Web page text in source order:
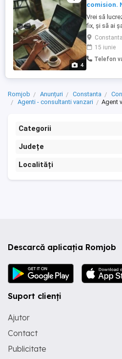
4
comision.
Vrei să
fix, și să ai
carieră în
nu este o
oportunitate
comision
Nu necesita
15 iunie
Telefon
Romjob Anunțuri Constanta
Agenti - consultanti vanzari
Agent
Categorii
Județe
Localități
Descarcă aplicația Romjob
Suport clienți
Ajutor
Contact
Publicitate